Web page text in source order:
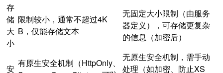
存
储
大
小
限制较小，通常不超过4K
B，仅能存储文本
无固定大小限制（由服务
器定义），可存储更复杂
的信息（加密后）
安
有原生安全机制（HttpOnly、
无原生安全机制，需手动
处理（如加密、防止XS